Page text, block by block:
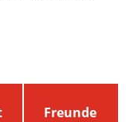
Freunde